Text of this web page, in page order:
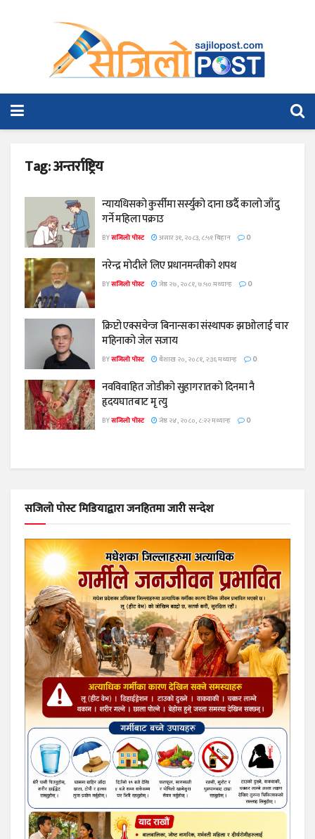
Tag:अन्तर्राष्ट्रिय
न्यायधिसको कुर्सीमा सर्स्युको दाना छर्दै कालो जाँदु
गर्ने महिला पक्राउ
BYसजिलो पोस्ट असार ३१, २०८३, ८:५१ बिहान 0
नरेन्द्र मोदीले लिए प्रधानमन्त्रीको शपथ
BYसजिलो पोस्ट जेष्ठ २७, २०८१, ७:५० मध्यान्ह 0
क्रिप्टो एक्सचेन्ज बिनान्सका संस्थापक झाओलाई चार
महिनाको जेल सजाय
BYसजिलो पोस्ट बैशाख २०, २०८१, २:३६ मध्यान्ह 0
नवविवाहित जोडीको सुहागरातको दिनमा नै
हृदयघातबाट मृ त्यु
BYसजिलो पोस्ट जेष्ठ २४, २०८०, ८:२२ मध्यान्ह 0
सजिलो पोस्ट मिडियाद्वारा जनहितमा जारी सन्देश